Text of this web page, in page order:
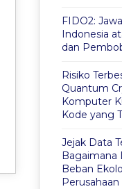
FIDO2:
Indonesia
dan
Risiko
Quantum
Komputer
Kode yang
Jejak Data
Bagaimana
Beban
Perusahaan